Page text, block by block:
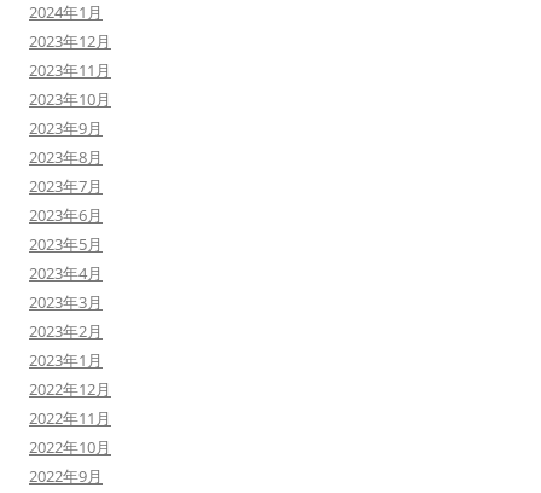
2024年1月
2023年12月
2023年11月
2023年10月
2023年9月
2023年8月
2023年7月
2023年6月
2023年5月
2023年4月
2023年3月
2023年2月
2023年1月
2022年12月
2022年11月
2022年10月
2022年9月